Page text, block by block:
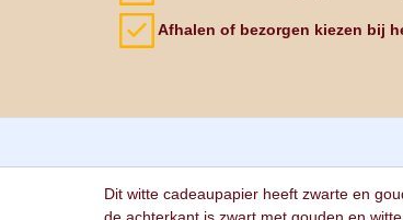
Afhalen of bezorgen kiezen bij
Dit witte cadeaupapier heeft zwarte en